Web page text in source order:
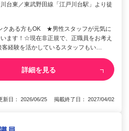
台東／東武野田線「江戸川台駅」より徒
クある方もOK ★男性スタッフが元気に
ます！☆現在非正規で、正職員をお考え
経験を活かしているスタッフもい…
詳細を見る
新日： 2026/06/25 掲載終了日： 2027/04/02